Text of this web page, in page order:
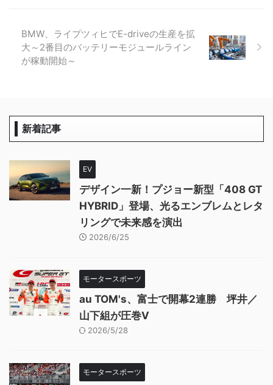
BMW、ライプツィヒでE-driveの生産を拡
大～2番目のバッテリーモジュールライン
が稼動開始～
新着記事
EV
デザイン一新！プジョー新型「408 GT
HYBRID」登場、光るエンブレムとレタ
リングで未来感を演出
2026/6/25
モータースポーツ
au TOM's、富士で開幕2連勝 坪井／
山下組が圧巻V
2026/5/28
モータースポーツ